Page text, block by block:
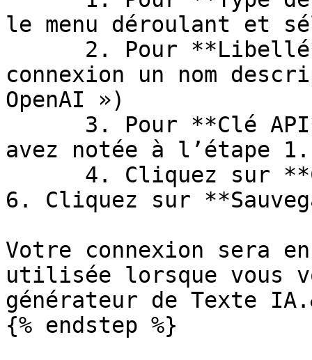
le menu déroulant et
connexion un nom
OpenAI »)
avez notée à l’étape 1.
6. Cliquez sur
Votre connexion sera
utilisée lorsque vous
générateur de Texte
{% endstep %}